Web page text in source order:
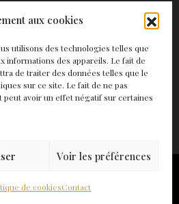
aux cookies
utilisons des technologies telles que
informations des appareils. Le fait de
de traiter des données telles que le
sur ce site. Le fait de ne pas
avoir un effet négatif sur certaines
Voir les préférences
de cookiesContact